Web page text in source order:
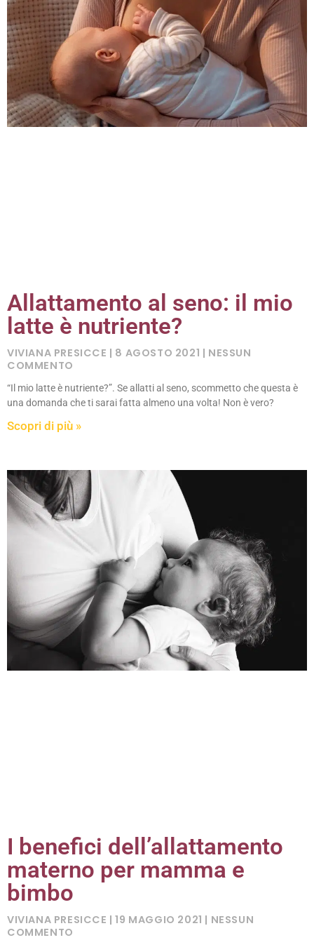
Allattamento al seno: il mio
latte è nutriente?
VIVIANA PRESICCE 8 AGOSTO 2021
NESSUN
COMMENTO
“Il mio latte è nutriente?”. Se allatti al seno, scommetto che questa è
una domanda che ti sarai fatta almeno una volta! Non è vero?
Scopri di più »
I benefici dell’allattamento
materno per mamma e
bimbo
VIVIANA PRESICCE 19 MAGGIO 2021
NESSUN
COMMENTO